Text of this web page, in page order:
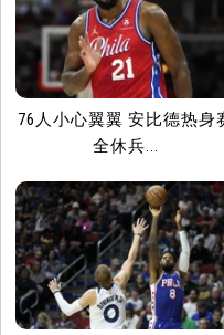
76人小心翼翼 安比德热身
全休兵...